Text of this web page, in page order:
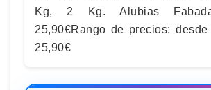
Kg, 2 Kg. Alubias
25,90€Rango de precios:
25,90€